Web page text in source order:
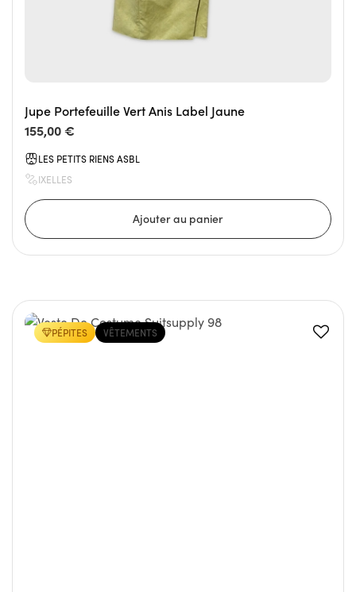
Jupe Portefeuille Vert Anis Label Jaune
155,00 €
LES PETITS RIENS ASBL
IXELLES
VÊTEMENTS
PÉPITES